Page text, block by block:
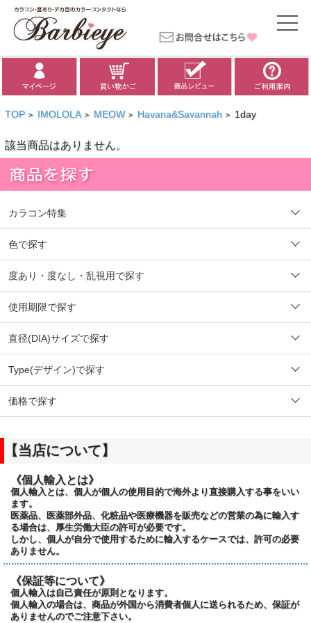
TOP > IMOLOLA > MEOW > Havana&Savannah > 1day
該当商品はありません。
カラコン特集
色で探す
度あり・度なし・乱視用で探す
使用期限で探す
直径(DIA)サイズで探す
Type(デザイン)で探す
価格で探す
【当店について】
《個人輸入とは》
個人輸入とは、個人が個人の使用目的で海外より直接購入する事をいい
ます。
医薬品、医薬部外品、化粧品や医療機器を販売などの営業の為に輸入す
る場合は、厚生労働大臣の許可が必要です。
しかし、個人が自分で使用するために輸入するケースでは、許可の必要
ありません。
《保証等について》
個人輸入は自己責任が原則となります。
個人輸入の場合は、商品が外国から消費者個人に送られるため、保証が
ありませんのでご注意下さい。